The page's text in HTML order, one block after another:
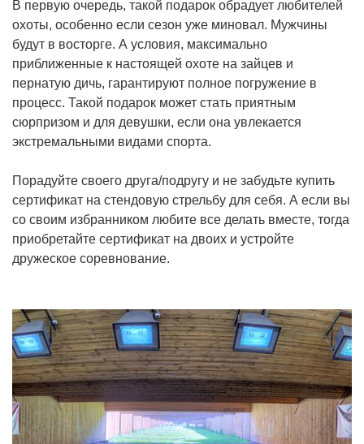
В первую очередь, такой подарок обрадует любителей
охоты, особенно если сезон уже миновал. Мужчины
будут в восторге. А условия, максимально
приближенные к настоящей охоте на зайцев и
пернатую дичь, гарантируют полное погружение в
процесс. Такой подарок может стать приятным
сюрпризом и для девушки, если она увлекается
экстремальными видами спорта.
Порадуйте своего друга/подругу и не забудьте купить
сертификат на стендовую стрельбу для себя. А если вы
со своим избранником любите все делать вместе, тогда
приобретайте сертификат на двоих и устройте
дружеское соревнование.